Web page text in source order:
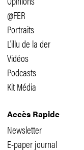
@FER
Portraits
L'illu de la der
Vidéos
Podcasts
Kit Média
Accès Rapide
Newsletter
E-paper journal